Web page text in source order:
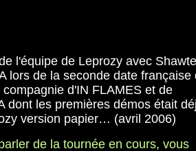
l'équipe de Leprozy avec
lors de la seconde date française
d'IN FLAMES et de
dont les premières démos était
version papier… (avril 2006)
de la tournée en cours, vous